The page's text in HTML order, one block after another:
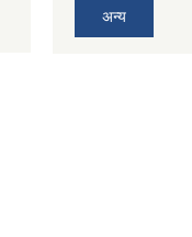
अन्य